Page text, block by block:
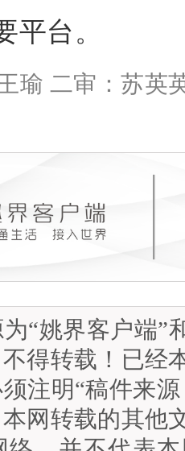
平台。
瑜 二审：苏英
“姚界客户端”
得转载！已经
注明“稿件来
网转载的其他